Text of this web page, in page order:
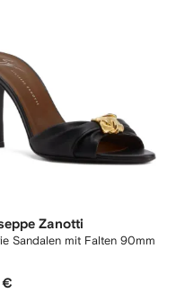
Zanotti
Sandalen mit Falten 90mm
€